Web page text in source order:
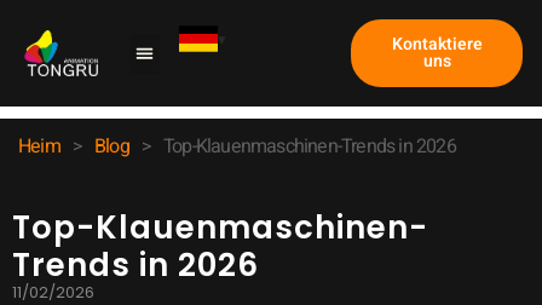
Kontaktiere
uns
Heim > Blog > Top-Klauenmaschinen-Trends in 2026
Top-Klauenmaschinen-
Trends in 2026
11/02/2026